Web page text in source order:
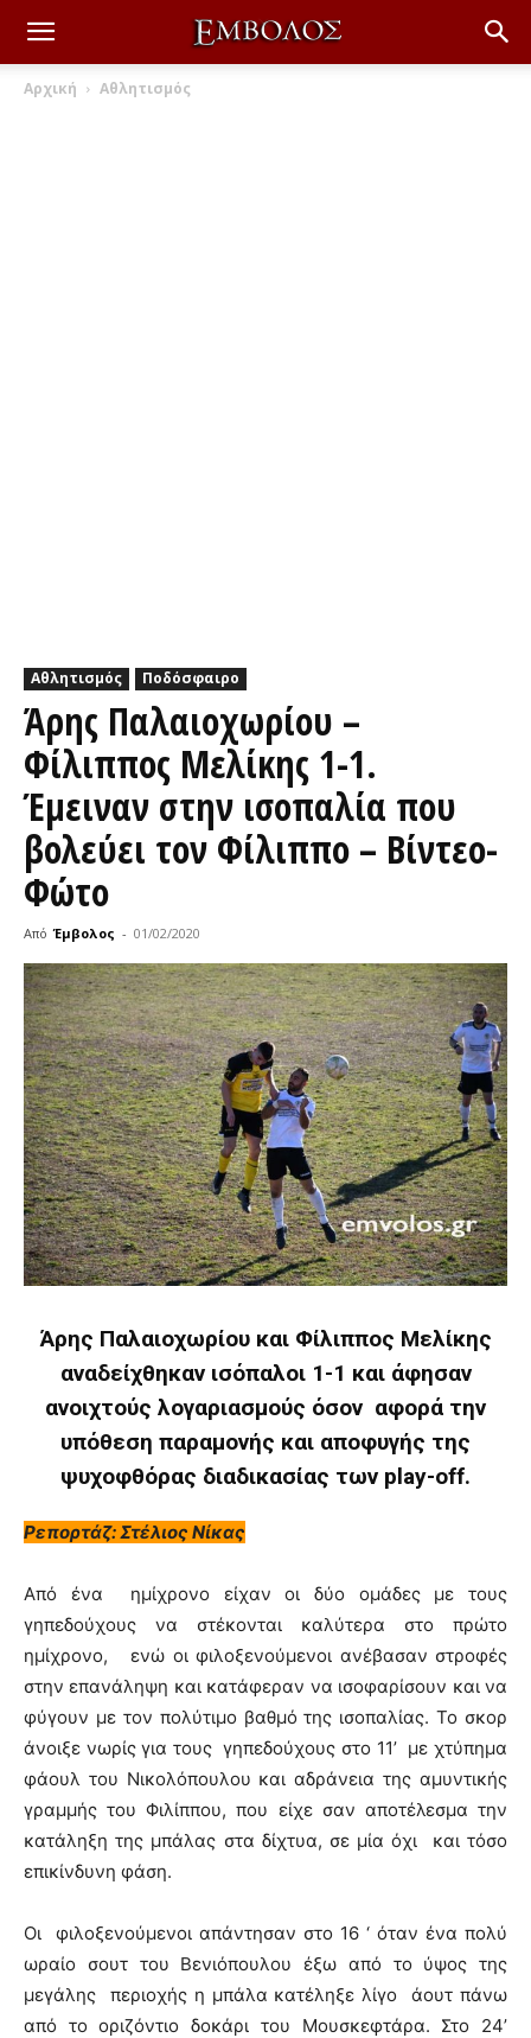
Αρχική Αθλητισμός
Αθλητισμός Ποδόσφαιρο
Άρης Παλαιοχωρίου –
Φίλιππος Μελίκης 1-1.
Έμειναν στην ισοπαλία που
βολεύει τον Φίλιππο – Βίντεο-
Φώτο
Από Έμβολος - 01/02/2020
Άρης Παλαιοχωρίου και Φίλιππος Μελίκης
αναδείχθηκαν ισόπαλοι 1-1 και άφησαν
ανοιχτούς λογαριασμούς όσον αφορά την
υπόθεση παραμονής και αποφυγής της
ψυχοφθόρας διαδικασίας των play-off.
Ρεπορτάζ: Στέλιος Νίκας
Από ένα ημίχρονο είχαν οι δύο ομάδες με τους
γηπεδούχους να στέκονται καλύτερα στο πρώτο
ημίχρονο, ενώ οι φιλοξενούμενοι ανέβασαν στροφές
στην επανάληψη και κατάφεραν να ισοφαρίσουν και να
φύγουν με τον πολύτιμο βαθμό της ισοπαλίας. Το σκορ
άνοιξε νωρίς για τους γηπεδούχους στο 11’ με χτύπημα
φάουλ του Νικολόπουλου και αδράνεια της αμυντικής
γραμμής του Φιλίππου, που είχε σαν αποτέλεσμα την
κατάληξη της μπάλας στα δίχτυα, σε μία όχι και τόσο
επικίνδυνη φάση.
Οι φιλοξενούμενοι απάντησαν στο 16 ‘ όταν ένα πολύ
ωραίο σουτ του Βενιόπουλου έξω από το ύψος της
μεγάλης περιοχής η μπάλα κατέληξε λίγο άουτ πάνω
από το οριζόντιο δοκάρι του Μουσκεφτάρα. Στο 24’